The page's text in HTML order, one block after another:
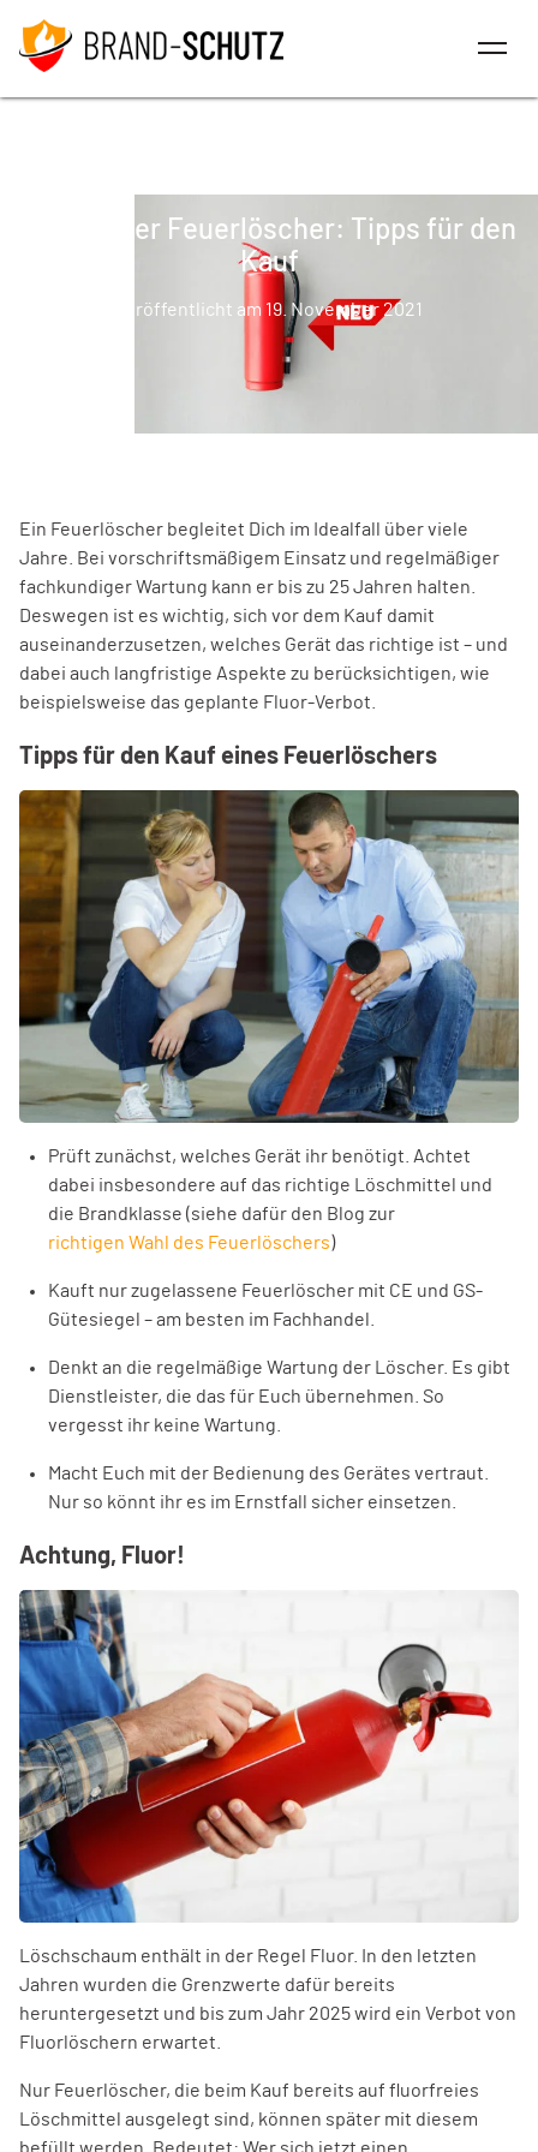
Mein neuer Feuerlöscher: Tipps für den
Kauf
Veröffentlicht am 19. November 2021
Ein Feuerlöscher begleitet Dich im Idealfall über viele
Jahre. Bei vorschriftsmäßigem Einsatz und regelmäßiger
fachkundiger Wartung kann er bis zu 25 Jahren halten.
Deswegen ist es wichtig, sich vor dem Kauf damit
auseinanderzusetzen, welches Gerät das richtige ist – und
dabei auch langfristige Aspekte zu berücksichtigen, wie
beispielsweise das geplante Fluor-Verbot.
Tipps für den Kauf eines Feuerlöschers
Prüft zunächst, welches Gerät ihr benötigt. Achtet
dabei insbesondere auf das richtige Löschmittel und
die Brandklasse (siehe dafür den Blog zur
richtigen Wahl des Feuerlöschers)
Kauft nur zugelassene Feuerlöscher mit CE und GS-
Gütesiegel – am besten im Fachhandel.
Denkt an die regelmäßige Wartung der Löscher. Es gibt
Dienstleister, die das für Euch übernehmen. So
vergesst ihr keine Wartung.
Macht Euch mit der Bedienung des Gerätes vertraut.
Nur so könnt ihr es im Ernstfall sicher einsetzen.
Achtung, Fluor!
Löschschaum enthält in der Regel Fluor. In den letzten
Jahren wurden die Grenzwerte dafür bereits
heruntergesetzt und bis zum Jahr 2025 wird ein Verbot von
Fluorlöschern erwartet.
Nur Feuerlöscher, die beim Kauf bereits auf fluorfreies
Löschmittel ausgelegt sind, können später mit diesem